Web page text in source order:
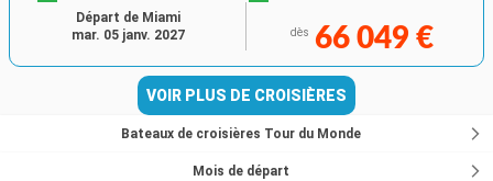
dès 66 049 €
Départ de Miami
mar. 05 janv. 2027
VOIR PLUS DE CROISIÈRES
Bateaux de croisières Tour du Monde
Mois de départ